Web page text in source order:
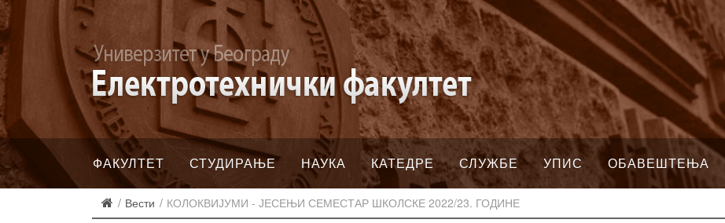
ФАКУЛТЕТ СТУДИРАЊЕ НАУКА КАТЕДРЕ СЛУЖБЕ УПИС ОБАВЕШТЕЊА
Вести КОЛОКВИЈУМИ - ЈЕСЕЊИ СЕМЕСТАР ШКОЛСКЕ 2022/23. ГОДИНЕ